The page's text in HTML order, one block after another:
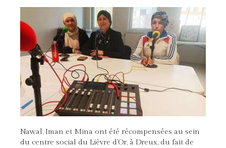
Nawal, Iman et Mina ont été récompensées au sein
du centre social du Lièvre d'Or, à Dreux, du fait de